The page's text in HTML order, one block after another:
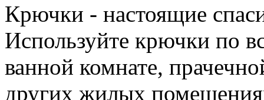
Крючки - настоящие
Используйте крючки по
ванной комнате,
других жилых